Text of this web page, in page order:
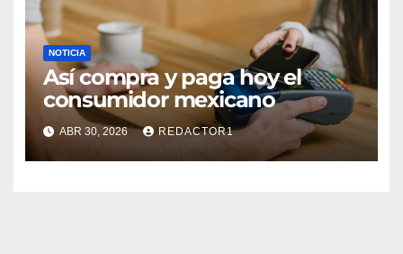
NOTICIA
Así compra y paga hoy el
consumidor mexicano
ABR 30, 2026 REDACTOR1